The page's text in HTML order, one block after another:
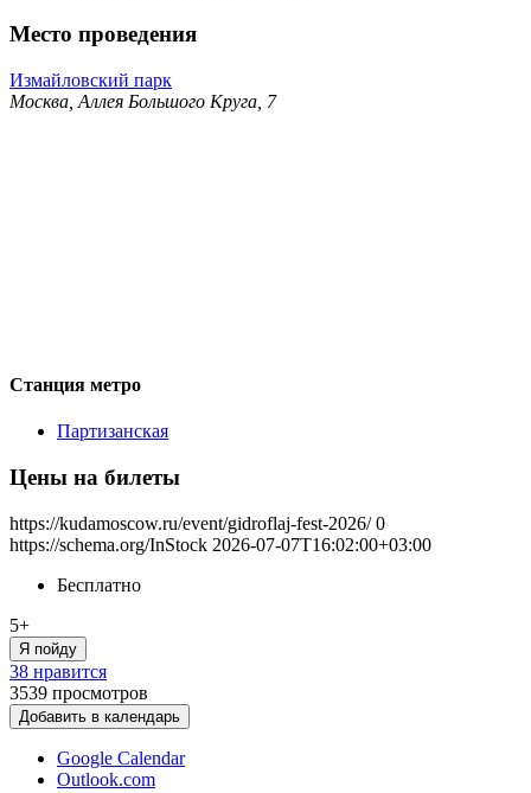
Место проведения
Измайловский парк
Москва, Аллея Большого Круга, 7
Станция метро
Партизанская
Цены на билеты
https://kudamoscow.ru/event/gidroflaj-fest-2026/ 0
https://schema.org/InStock 2026-07-07T16:02:00+03:00
Бесплатно
5+
Я пойду
38 нравится
3539 просмотров
Добавить в календарь
Google Calendar
Outlook.com